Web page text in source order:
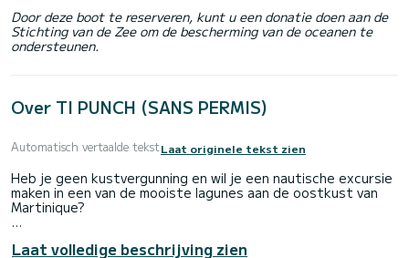
Door deze boot te reserveren, kunt u een donatie doen aan de
Stichting van de Zee om de bescherming van de oceanen te
ondersteunen.
Over TI PUNCH (SANS PERMIS)
Automatisch vertaalde tekstLaat originele tekst zien
Heb je geen kustvergunning en wil je een nautische excursie
maken in een van de mooiste lagunes aan de oostkust van
Martinique?
kiezen voor de verhuur van boten zonder vaarbewijs.
Laat volledige beschrijving zien